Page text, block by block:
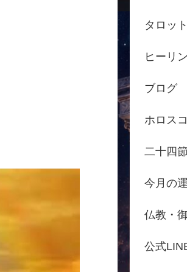
タロッ
ヒーリ
ブログ
ホロス
二十四
今月の
仏教・
公式